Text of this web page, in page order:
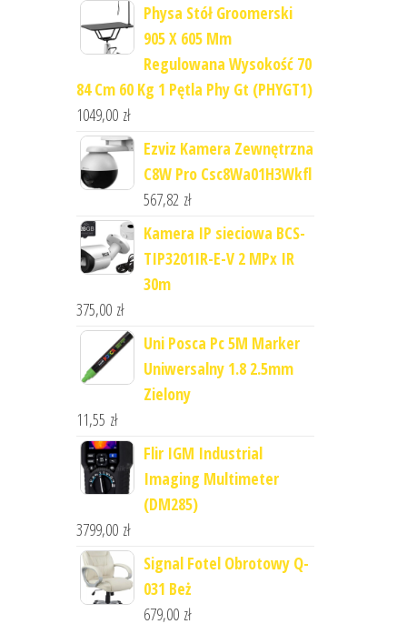
Physa Stół Groomerski
905 X 605 Mm
Regulowana Wysokość 70
84 Cm 60 Kg 1 Pętla Phy Gt (PHYGT1)
1049,00 zł
Ezviz Kamera Zewnętrzna
C8W Pro Csc8Wa01H3Wkfl
567,82 zł
Kamera IP sieciowa BCS-
TIP3201IR-E-V 2 MPx IR
30m
375,00 zł
Uni Posca Pc 5M Marker
Uniwersalny 1.8 2.5mm
Zielony
11,55 zł
Flir IGM Industrial
Imaging Multimeter
(DM285)
3799,00 zł
Signal Fotel Obrotowy Q-
031 Beż
679,00 zł